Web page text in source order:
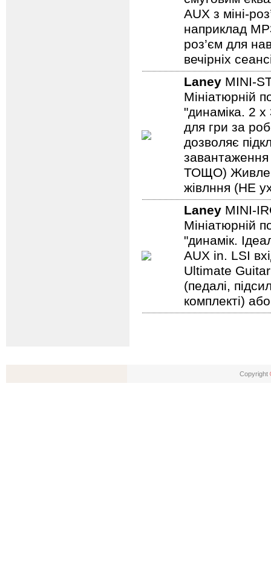
AUX з міні-
наприклад
роз’єм для
вечірніх
Laney MINI-
Мініатюрній
"динаміка. 2
для гри за
дозволяє
завантаження
ТОЩО)
жівлння (НЕ
Laney MINI-
Мініатюрній
"динамік.
AUX in. LSI
Ultimate Guitar
(педалі,
комплекті)
Copyright